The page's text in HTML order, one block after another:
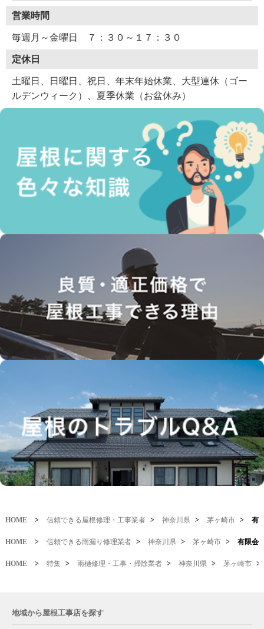
営業時間
毎週月～金曜日 ７：３０～１７：３０
定休日
土曜日、日曜日、祝日、年末年始休業、大型連休（ゴー
ルデンウィーク）、夏季休業（お盆休み）
HOME > 信頼できる屋根修理・工事業者 > 神奈川県 > 茅ヶ崎市 > 有
HOME > 信頼できる雨漏り修理業者 > 神奈川県 > 茅ヶ崎市 > 有限会
HOME > 特集 > 雨樋修理・工事・掃除業者 > 神奈川県 > 茅ヶ崎市 >
地域から屋根工事店を探す